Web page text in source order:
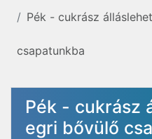
Pék - cukrász
csapatunkba
Pék - cukrász
egri bővülő